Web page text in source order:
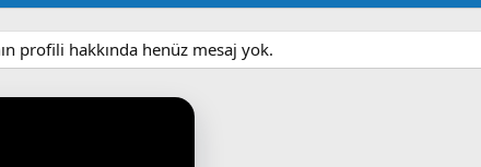
profili hakkında henüz mesaj yok.